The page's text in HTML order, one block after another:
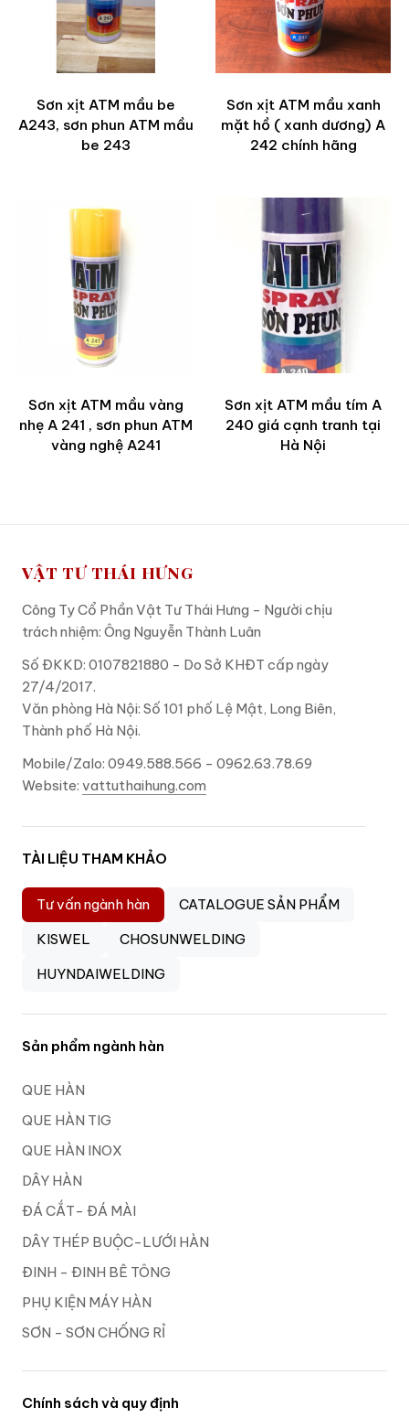
Sơn xịt ATM mầu be
A243, sơn phun ATM mầu
be 243
Sơn xịt ATM mầu xanh
mặt hồ ( xanh dương) A
242 chính hãng
Sơn xịt ATM mầu vàng
nhẹ A 241 , sơn phun ATM
vàng nghệ A241
Sơn xịt ATM mầu tím A
240 giá cạnh tranh tại
Hà Nội
VẬT TƯ THÁI HƯNG
Công Ty Cổ Phần Vật Tư Thái Hưng - Người chịu
trách nhiệm: Ông Nguyễn Thành Luân
Số ĐKKD: 0107821880 - Do Sở KHĐT cấp ngày
27/4/2017.
Văn phòng Hà Nội: Số 101 phố Lệ Mật, Long Biên,
Thành phố Hà Nội.
Mobile/Zalo: 0949.588.566 - 0962.63.78.69
Website: vattuthaihung.com
TÀI LIỆU THAM KHẢO
Tư vấn ngành hàn
CATALOGUE SẢN PHẨM
KISWEL
CHOSUNWELDING
HUYNDAIWELDING
Sản phẩm ngành hàn
QUE HÀN
QUE HÀN TIG
QUE HÀN INOX
DÂY HÀN
ĐÁ CẮT- ĐÁ MÀI
DÂY THÉP BUỘC-LƯỚI HÀN
ĐINH - ĐINH BÊ TÔNG
PHỤ KIỆN MÁY HÀN
SƠN - SƠN CHỐNG RỈ
Chính sách và quy định